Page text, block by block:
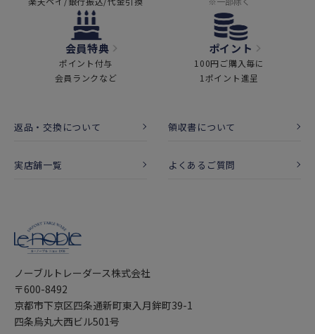
会員特典
ポイント付与
会員ランクなど
ポイント
100円ご購入毎に
1ポイント進呈
返品・交換について 領収書について
実店舗一覧 よくあるご質問
ノーブルトレーダース株式会社
〒600-8492
京都市下京区四条通新町東入月鉾町39-1
四条烏丸大西ビル501号